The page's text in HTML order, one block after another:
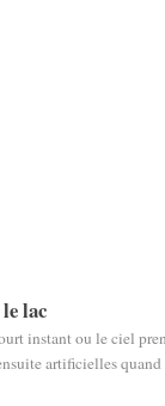
lac
instant ou le ciel
artificielles